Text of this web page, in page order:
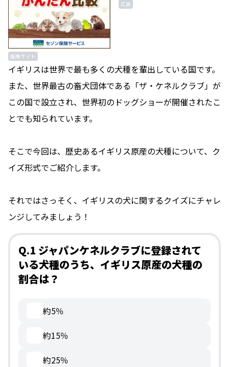
提携サイト
広告
イギリスは世界で最も多くの犬種を輩出している国です。
また、世界最古の畜犬団体である「ザ・ケネルクラブ」が
この国で設立され、世界初のドッグショーが開催されたこ
とでも知られています。
そこで今回は、歴史あるイギリス原産の犬種について、ク
イズ形式でご紹介します。
それではさっそく、イギリスの犬に関するクイズにチャレ
ンジしてみましょう！
Q.1 ジャパンケネルクラブに登録されて
いる犬種のうち、イギリス原産の犬種の
割合は？
約5％
約15％
約25％